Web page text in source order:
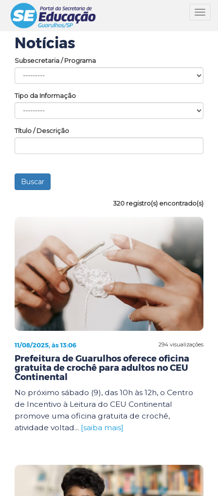
Notícias
Subsecretaria / Programa
Tipo da Informação
Título / Descrição
320 registro(s) encontrado(s)
294 visualizações
11/08/2025, às 13:06
Prefeitura de Guarulhos oferece oficina
gratuita de crochê para adultos no CEU
Continental
No próximo sábado (9), das 10h às 12h, o Centro
de Incentivo à Leitura do CEU Continental
promove uma oficina gratuita de crochê,
atividade voltad... [saiba mais]